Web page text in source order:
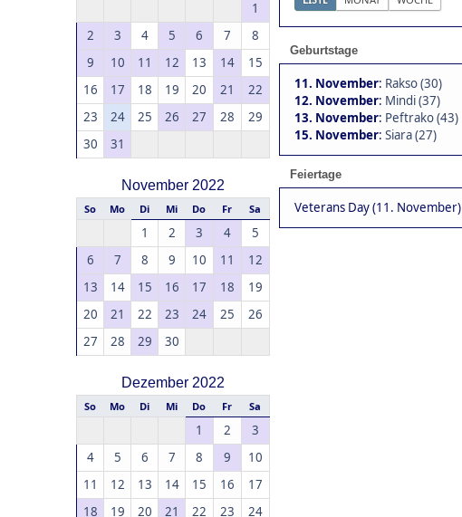
1
2
3 4 5 6 7
8
9
10 11 12 13 14
15
16
17 18 19 20 21
22
23
24 25 26 27 28
29
30
31
November 2022
So Mo Di Mi Do Fr Sa
1 2 3 4
5
6
7 8 9 10 11
12
13
14 15 16 17 18
19
20
21 22 23 24 25
26
27
28 29 30
Dezember 2022
So Mo Di Mi Do Fr Sa
1 2
3
4
5 6 7 8 9
10
11
12 13 14 15 16
17
18
19 20 21 22 23 24
Geburtstage
11. November: Rakso (30)
12. November: Mindi (37)
13. November: Peftrako (43)
15. November: Siara (27)
Feiertage
Veterans Day (11. November)